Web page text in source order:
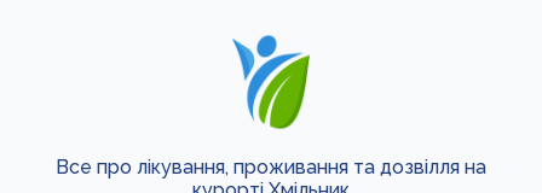
Все про лікування, проживання та дозвілля на